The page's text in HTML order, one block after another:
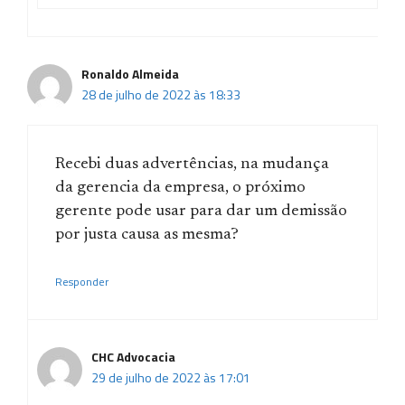
Ronaldo Almeida
28 de julho de 2022 às 18:33
Recebi duas advertências, na mudança
da gerencia da empresa, o próximo
gerente pode usar para dar um demissão
por justa causa as mesma?
Responder
CHC Advocacia
29 de julho de 2022 às 17:01